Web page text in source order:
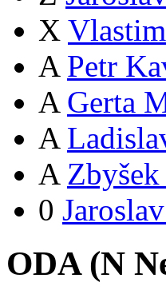
X
A Petr
A Gerta
A
A
0
ODA (N